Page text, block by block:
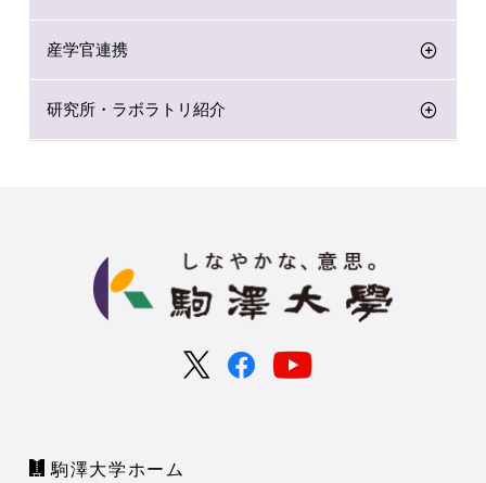
産学官連携
研究所・ラボラトリ紹介
駒澤大学ホーム